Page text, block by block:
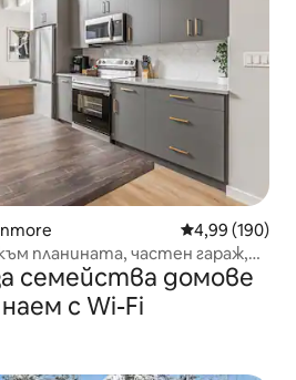
Средна
4,99 (190)
планината, частен гараж,
вана
семейства домове
с Wi-Fi